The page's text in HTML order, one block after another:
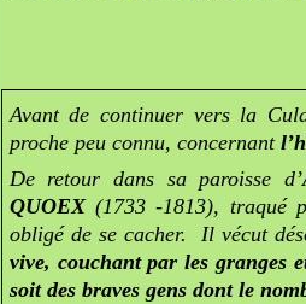
Avant de continuer vers la
proche peu connu, concernant
De retour dans sa paroisse d’
QUOEX(1733 -1813), traqué
obligé de se cacher. Il vécut
vive, couchant par les granges
soit des braves gens dont le